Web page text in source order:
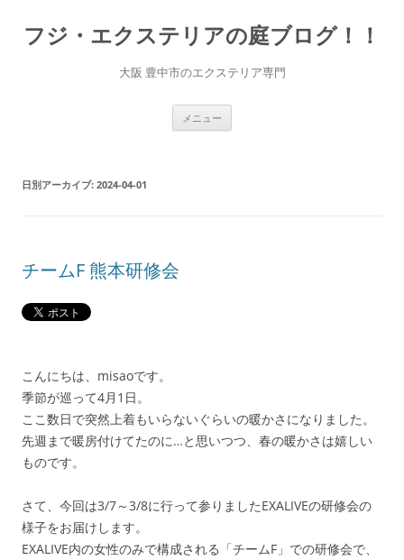
テ
ン
フジ・エクステリアの庭ブログ！！
大阪 豊中市のエクステリア専門
メニュー
日別アーカイブ: 2024-04-01
チームF 熊本研修会
こんにちは、misaoです。
季節が巡って4月1日。
ここ数日で突然上着もいらないぐらいの暖かさになりました。
先週まで暖房付けてたのに…と思いつつ、春の暖かさは嬉しい
ものです。
さて、今回は3/7～3/8に行って参りましたEXALIVEの研修会の
様子をお届けします。
EXALIVE内の女性のみで構成される「チームF」での研修会で、